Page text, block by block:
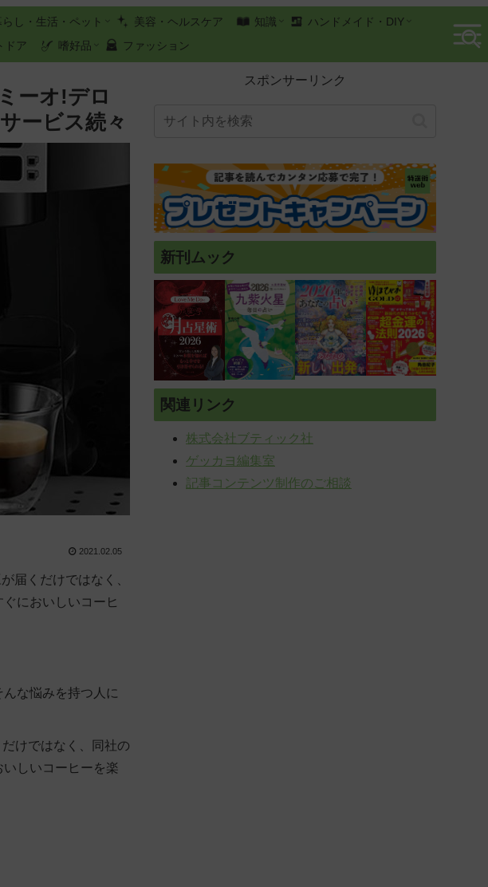
らし・生活・ペット 美容・ヘルスケア 知識
ハンドメイド・DIY
ドア 嗜好品 ファッション
ーオ!デロ
ービス続々
2021.02.05
届くだけではなく、
においしいコーヒ
な悩みを持つ人に
けではなく、同社の
しいコーヒーを楽
スポンサーリンク
新刊ムック
関連リンク
株式会社ブティック社
ゲッカヨ編集室
記事コンテンツ制作のご相談